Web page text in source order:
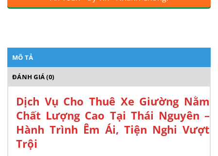
MÔ TẢ
ĐÁNH GIÁ (0)
Dịch Vụ Cho Thuê Xe Giường Nằm
Chất Lượng Cao Tại Thái Nguyên –
Hành Trình Êm Ái, Tiện Nghi Vượt
Trội